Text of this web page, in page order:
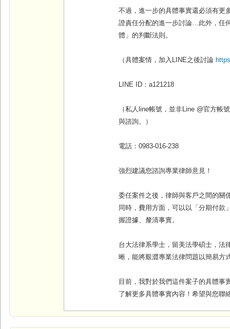
不過，進一步的具體事實還必須有更
證責任分配的進一步討論…此外，任
體」的判斷法則。
（具體案情，加入 LINE之後討論
LINE ID ：a121218
（私人line帳號，並非Line @官方帳
與諮詢。）
電話：0983-016-238
強烈建議您諮詢專業律師意見！
委任案件之後，律師與客戶之間的關
同時，費用方面，可以以「分期付款
握證據、釐清事實。
台大法律系學士，留美法學碩士，法
晰，能將艱澀專業法律問題以簡易方
目前，我對於我們這件案子的具體事
了解更多具體事實內容！希望與您聯